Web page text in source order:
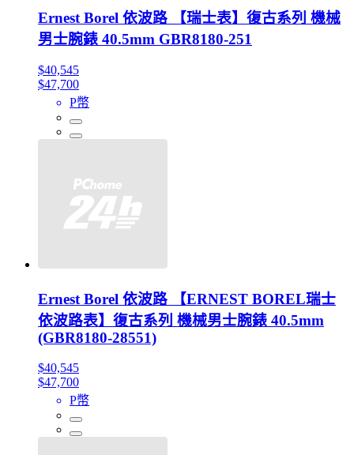
Ernest Borel 依波路 【瑞士表】復古系列 機械
男士腕錶 40.5mm GBR8180-251
$40,545
$47,700
P幣
Ernest Borel 依波路 【ERNEST BOREL瑞士
依波路表】復古系列 機械男士腕錶 40.5mm
(GBR8180-28551)
$40,545
$47,700
P幣